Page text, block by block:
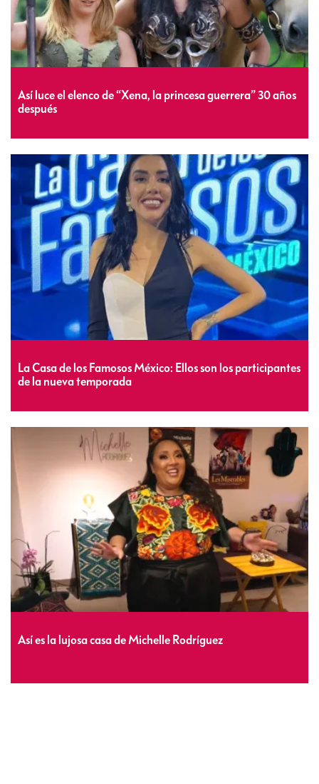
Así luce el elenco de “Xena, la princesa guerrera” 30 años
después
La Casa de los Famosos México: Ellos son los participantes
de la nueva temporada
Así es la lujosa casa de Michelle Rodríguez